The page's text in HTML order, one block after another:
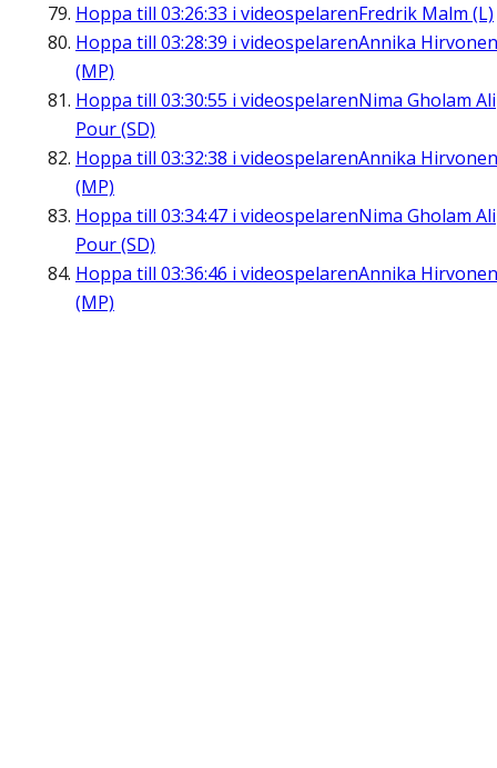
Hoppa till 03:26:33 i videospelarenFredrik Malm (L)
Hoppa till 03:28:39 i videospelarenAnnika Hirvonen
(MP)
Hoppa till 03:30:55 i videospelarenNima Gholam Ali
Pour (SD)
Hoppa till 03:32:38 i videospelarenAnnika Hirvonen
(MP)
Hoppa till 03:34:47 i videospelarenNima Gholam Ali
Pour (SD)
Hoppa till 03:36:46 i videospelarenAnnika Hirvonen
(MP)